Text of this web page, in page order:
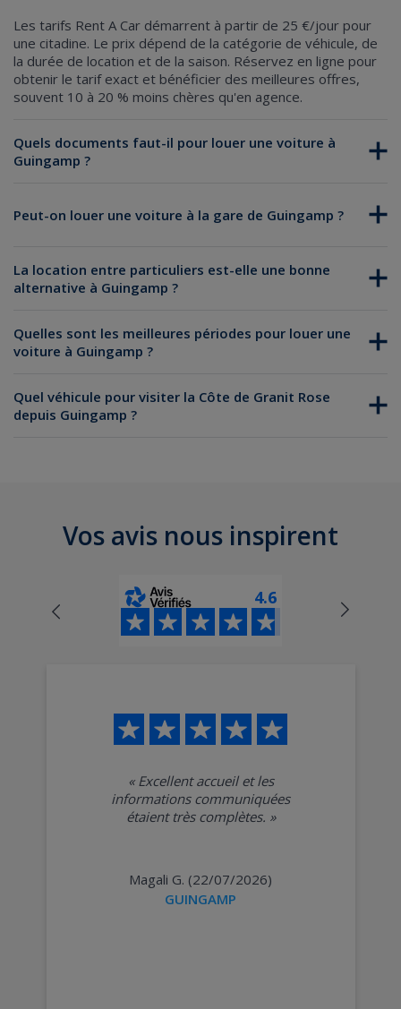
Les tarifs Rent A Car démarrent à partir de 25 €/jour pour
une citadine. Le prix dépend de la catégorie de véhicule, de
la durée de location et de la saison. Réservez en ligne pour
obtenir le tarif exact et bénéficier des meilleures offres,
souvent 10 à 20 % moins chères qu'en agence.
Quels documents faut-il pour louer une voiture à
Guingamp ?
Un permis de conduire valide (obtenu depuis au moins 1 an)
Une pièce d'identité en cours de validité (CNI ou passeport)
dépôt de garantie
Peut-on louer une voiture à la gare de Guingamp ?
La location entre particuliers est-elle une bonne
alternative à Guingamp ?
Quelles sont les meilleures périodes pour louer une
voiture à Guingamp ?
Quel véhicule pour visiter la Côte de Granit Rose
depuis Guingamp ?
Vos avis nous inspirent
4.6
« Excellent accueil et les
informations communiquées
étaient très complètes. »
Magali G. (22/07/2026)
GUINGAMP